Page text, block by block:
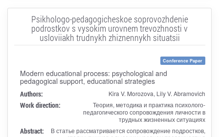
Psikhologo-pedagogicheskoe soprovozhdenie
podrostkov s vysokim urovnem trevozhnosti v
usloviiakh trudnykh zhiznennykh situatsii
Conference Paper
Modern educational process: psychological and
pedagogical support, educational strategies
Authors: Kira V. Morozova, Lily V. Abramovich
Work direction:
Теория, методика и практика психолого-
педагогического сопровождения личности в
трудных жизненных ситуациях
Abstract:
В статье рассматривается сопровождение подростков,